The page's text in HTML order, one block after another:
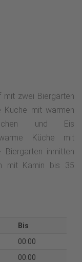
mit zwei Biergärten
Küche mit warmen
und Eis
warme Küche mit
Biergarten inmitten
mit Kamin bis 35
Bis
00:00
00:00